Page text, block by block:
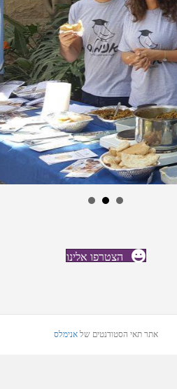
הצטרפו אלינו
אתר תאי הסטודנטים שלאנימלס